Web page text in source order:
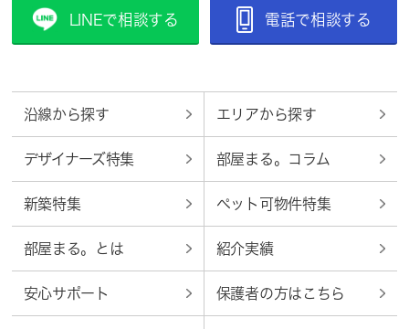
LINEで相談する 電話で相談する
沿線から探す エリアから探す
デザイナーズ特集 部屋まる。コラム
新築特集 ペット可物件特集
部屋まる。とは 紹介実績
安心サポート 保護者の方はこちら